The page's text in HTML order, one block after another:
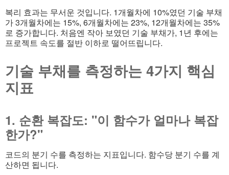
복리 효과는 무서운 것입니다. 1개월차에 10%였던 기술 부채
가 3개월차에는 15%, 6개월차에는 23%, 12개월차에는 35%
로 증가합니다. 처음엔 작아 보였던 기술 부채가, 1년 후에는
프로젝트 속도를 절반 이하로 떨어뜨립니다.
기술 부채를 측정하는 4가지 핵심
지표
1. 순환 복잡도: "이 함수가 얼마나 복잡
한가?"
코드의 분기 수를 측정하는 지표입니다. 함수당 분기 수를 계
산하면 됩니다.